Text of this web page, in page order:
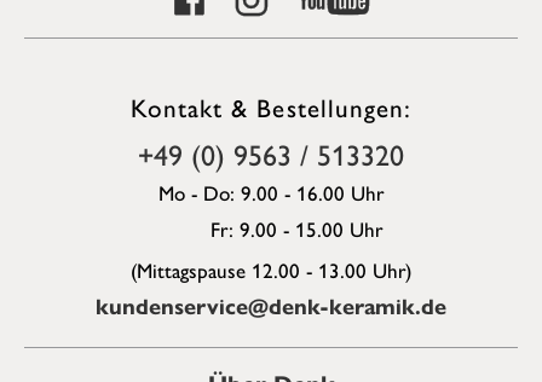
Kontakt & Bestellungen:
+49 (0) 9563 / 513320
Mo - Do: 9.00 - 16.00 Uhr
Fr: 9.00 - 15.00 Uhr
(Mittagspause 12.00 - 13.00 Uhr)
kundenservice@denk-keramik.de